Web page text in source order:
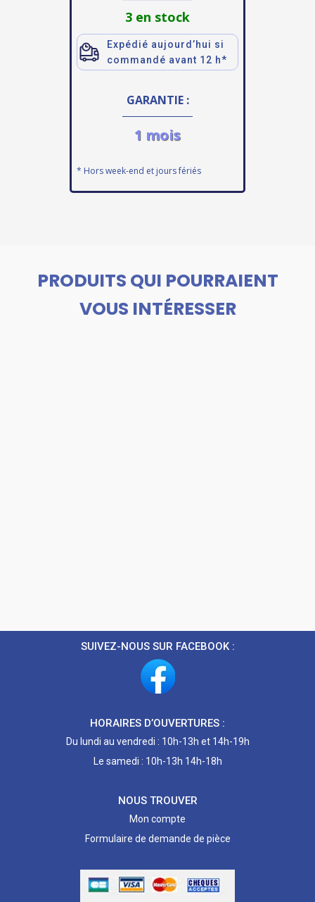
3 en stock
Expédié aujourd’hui si
commandé avant 12 h*
GARANTIE :
1 mois
* Hors week-end et jours fériés
PRODUITS QUI POURRAIENT
VOUS INTÉRESSER
SUIVEZ-NOUS SUR FACEBOOK :
HORAIRES D’OUVERTURES :
Du lundi au vendredi : 10h-13h et 14h-19h
Le samedi : 10h-13h 14h-18h
NOUS TROUVER
Mon compte
Formulaire de demande de pièce